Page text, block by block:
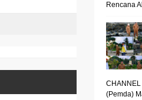
Rencana
(Pemda)